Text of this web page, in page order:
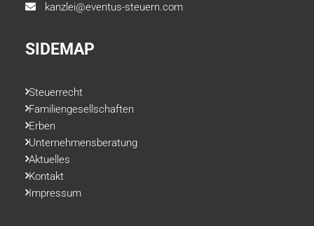
kanzlei@eventus-steuern.com
SIDEMAP
Steuerrecht
Familiengesellschaften
Erben
Unternehmensberatung
Aktuelles
Kontakt
Impressum